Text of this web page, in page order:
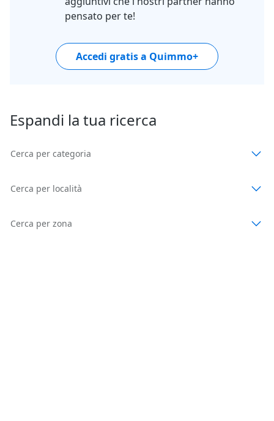
pensato per te!
Accedi gratis a Quimmo+
Espandi la tua ricerca
Cerca per categoria
Cerca per località
Cerca per zona